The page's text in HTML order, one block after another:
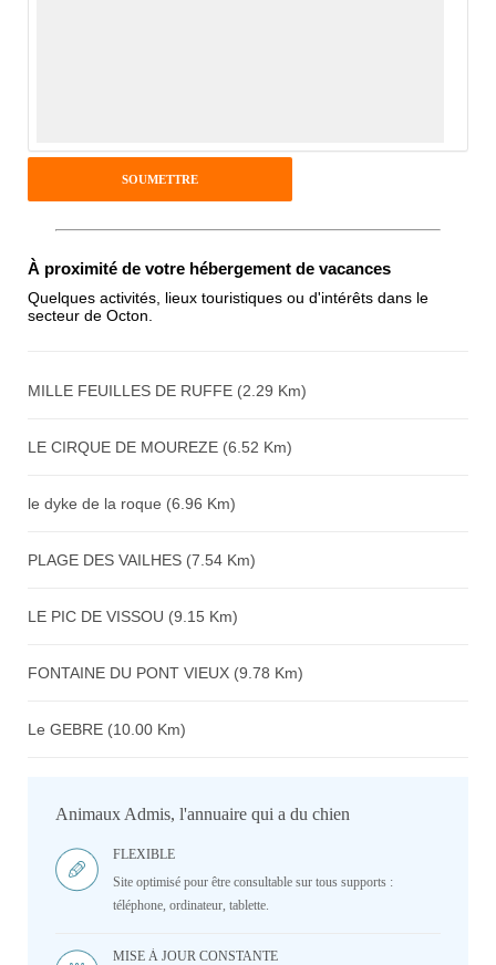
Pseudo :
À proximité de votre hébergement de vacances
Quelques activités, lieux touristiques ou d'intérêts dans le
secteur de Octon.
MILLE FEUILLES DE RUFFE (2.29 Km)
LE CIRQUE DE MOUREZE (6.52 Km)
le dyke de la roque (6.96 Km)
PLAGE DES VAILHES (7.54 Km)
LE PIC DE VISSOU (9.15 Km)
FONTAINE DU PONT VIEUX (9.78 Km)
Le GEBRE (10.00 Km)
Animaux Admis, l'annuaire qui a du chien
FLEXIBLE
Site optimisé pour être consultable sur tous supports :
téléphone, ordinateur, tablette.
MISE À JOUR CONSTANTE